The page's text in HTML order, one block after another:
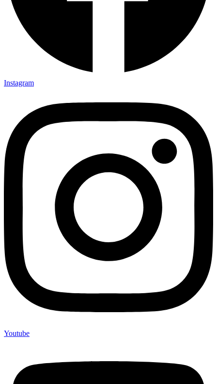
Instagram
Youtube